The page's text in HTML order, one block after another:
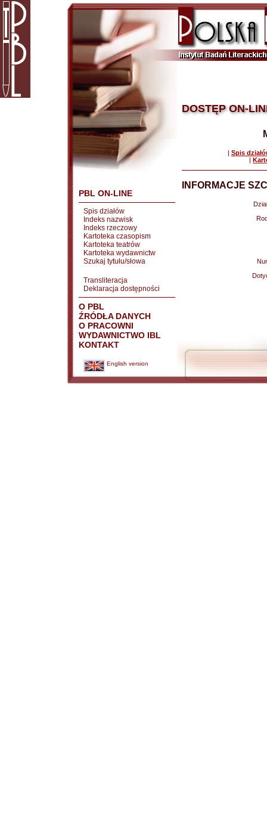
PBL ON-LINE
Spis działów
Indeks nazwisk
Indeks rzeczowy
Kartoteka czasopism
Kartoteka teatrów
Kartoteka wydawnictw
Szukaj tytułu/słowa
Transliteracja
Deklaracja dostępności
O PBL
ŹRÓDŁA DANYCH
O PRACOWNI
WYDAWNICTWO IBL
KONTAKT
English version
DOSTĘP ON-
| Spis
|
INFORMACJE